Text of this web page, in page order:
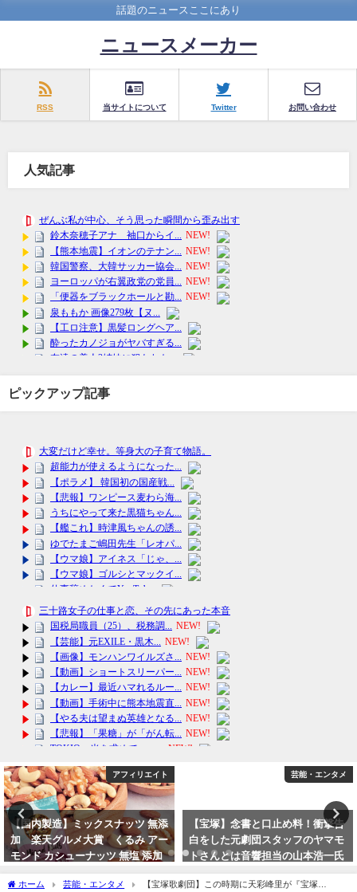
話題のニュースここにあり
ニュースメーカー
RSS 当サイトについて Twitter お問い合わせ
人気記事
ピックアップ記事
アフィリエイト
【国内製造】ミックスナッツ 無添
加 楽天グルメ大賞 くるみ アー
モンド カシューナッツ 無塩 添加
物不使用 植物油不使用
芸能・エンタメ
【宝塚】念書と口止め料！衝撃告
白をした元劇団スタッフのヤマモ
トさんとは音響担当の山本浩一氏
か？
ホーム 芸能・エンタメ
【宝塚歌劇団】この時期に天彩峰里が『宝塚